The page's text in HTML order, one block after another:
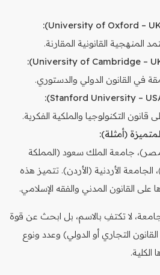
المنهجية القانونية المقارنة.
في القانون الدولي والدستوري.
قانون التكنولوجيا والملكية الفكرية.
جامعة الملك سعود (المملكة
الجامعة الأردنية (الأردن). تتميز هذه
على القانون المدني والفقه الإسلامي.
لا تكتفِ بالاسم، بل ابحث عن قوة
التجاري أو الدولي) وعدد ونوع
الكلية.